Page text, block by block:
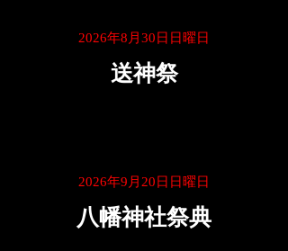
2026年8月30日日曜日
送神祭
2026年9月20日日曜日
八幡神社祭典